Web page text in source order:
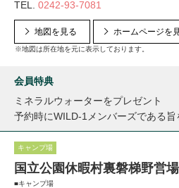
TEL. 0242-93-7081
地図を見る
※地図は所在地を元に表示しております。
ホームページを
会員特典
ミネラルウォーターをプレゼント
予約時にWILD-1メンバーズである旨
キャンプ場
国立公園休暇村裏磐梯野営場
■キャンプ場